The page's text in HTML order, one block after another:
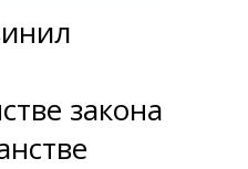
закона